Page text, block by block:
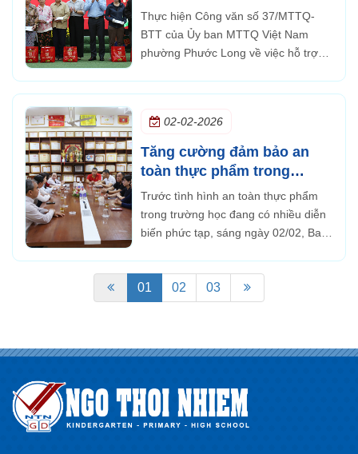
phường Phước Long
Thực hiện Công văn số 37/MTTQ-
BTT của Ủy ban MTTQ Việt Nam
phường Phước Long về việc hỗ trợ
chức hoạt động trao quà Tết tình
nghĩa...
02-02-2026
Tăng cường đảm bảo an
toàn thực phẩm trong
trường học
Trước tình hình an toàn thực phẩm
trong trường học đang có nhiều diễn
biến phức tạp, sáng ngày 02/02, Ban
học sinh nhằm trao đổi,...
01 02 03